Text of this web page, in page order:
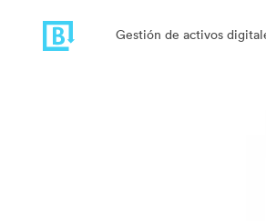
Gestión de activos